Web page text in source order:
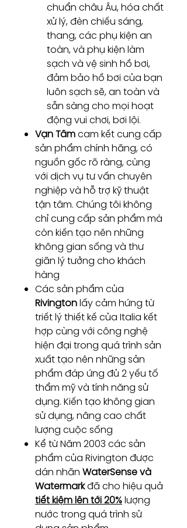
chuẩn châu Âu, hóa chất
xử lý, đèn chiếu sáng,
thang, các phụ kiện an
toàn, và phụ kiện làm
sạch và vệ sinh hồ bơi,
đảm bảo hồ bơi của bạn
luôn sạch sẽ, an toàn và
sẵn sàng cho mọi hoạt
động vui chơi, bơi lội.
Vạn Tâmcam kết cung cấp
sản phẩm chính hãng, có
nguồn gốc rõ ràng, cùng
với dịch vụ tư vấn chuyên
nghiệp và hỗ trợ kỹ thuật
tận tâm. Chúng tôi không
chỉ cung cấp sản phẩm mà
còn kiến tạo nên những
không gian sống và thư
giãn lý tưởng cho khách
hàng
Các sản phẩm của
Rivingtonlấy cảm hứng từ
triết lý thiết kế của Italia kết
hợp cùng với công nghệ
hiện đại trong quá trình sản
xuất tạo nên những sản
phẩm đáp ứng đủ 2 yếu tố
thẩm mỹ và tính năng sử
dụng. Kiến tạo không gian
sử dụng, nâng cao chất
lượng cuộc sống
Kể từ Năm 2003 các sản
phẩm của Rivington được
dán nhãn WaterSense và
Watermarkđã cho hiệu quả
tiết kiệm lên tới 20%lượng
nước trong quá trình sử